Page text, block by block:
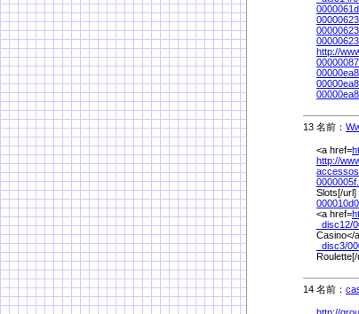
http://
13 名前：
<a href=
http://
Slots[/url]
<a href=
_disc12/
Casino</
_disc3/
14 名前：